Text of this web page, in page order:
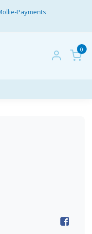
Payments
0